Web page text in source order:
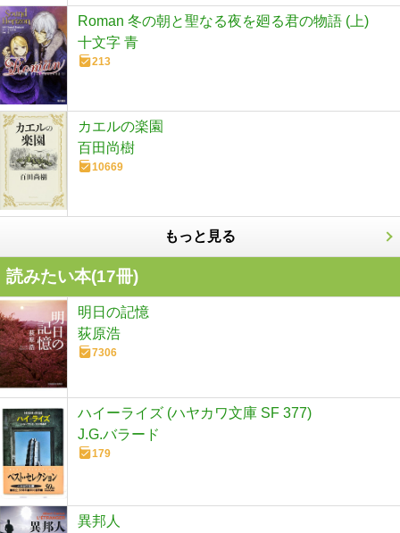
Roman 冬の朝と聖なる夜を廻る君の物語 (上)
十文字 青
213
カエルの楽園
百田尚樹
10669
もっと見る
読みたい本(17冊)
明日の記憶
荻原浩
7306
ハイーライズ (ハヤカワ文庫 SF 377)
J.G.バラード
179
異邦人